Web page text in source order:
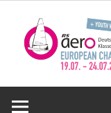
Inhalt
springen